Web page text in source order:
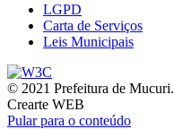
LGPD
Carta de Serviços
Leis Municipais
© 2021 Prefeitura de Mucuri.
Crearte WEB
Pular para o conteúdo